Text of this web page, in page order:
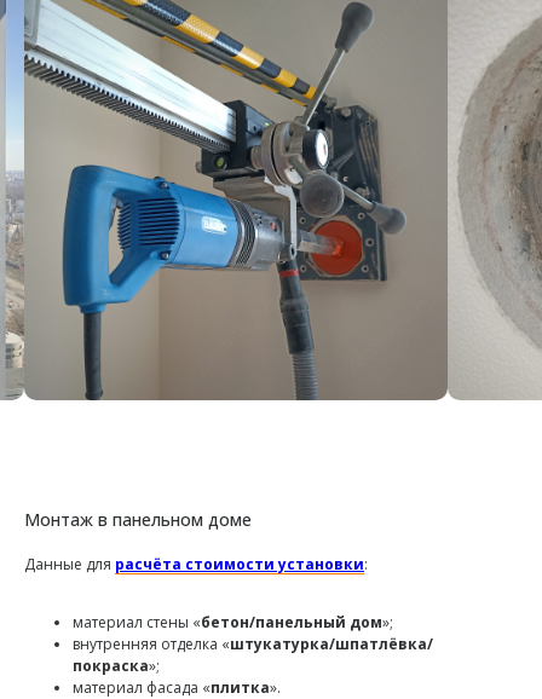
Монтаж в панельном доме
Данные для расчёта стоимости установки:
материал стены «бетон/панельный дом»;
внутренняя отделка «штукатурка/шпатлёвка/
покраска»;
материал фасада «плитка».